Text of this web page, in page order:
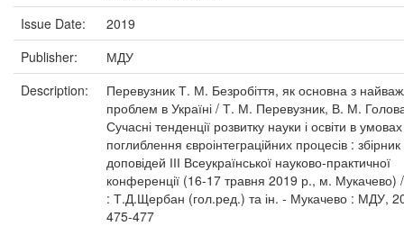
Issue Date:
2019
Publisher:
МДУ
Description:
Перевузник Т. М. Безробіття, як основна з
проблем в Україні / Т. М. Перевузник, В. М.
Сучасні тенденції розвитку науки і освіти в умовах
поглиблення євроінтеграційних процесів : збірник
доповідей ІІІ Всеукраїнської науково-практичної
конференції (16-17 травня 2019 р., м. Мукачево)
: Т.Д.Щербан (гол.ред.) та ін. - Мукачево : МДУ,
475-477